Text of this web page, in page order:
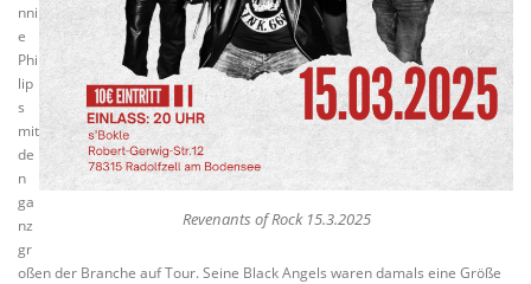
Revenants of Rock 15.3.2025
nni
e
Phi
lip
s
mit
de
n
ga
nz
gr
oßen der Branche auf Tour. Seine Black Angels waren damals eine Größe